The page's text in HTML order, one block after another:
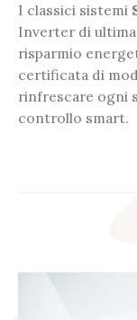
I classici sistemi
Inverter di
risparmio
certificata di
rinfrescare ogni
controllo smart.